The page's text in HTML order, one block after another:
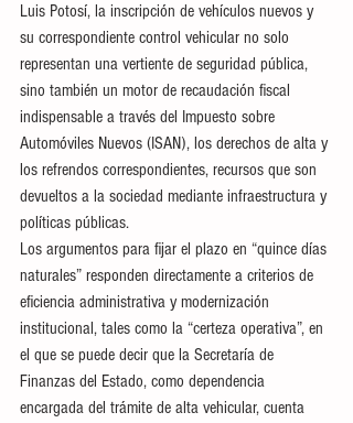
Luis Potosí, la inscripción de vehículos nuevos y
su correspondiente control vehicular no solo
representan una vertiente de seguridad pública,
sino también un motor de recaudación fiscal
indispensable a través del Impuesto sobre
Automóviles Nuevos (ISAN), los derechos de alta y
los refrendos correspondientes, recursos que son
devueltos a la sociedad mediante infraestructura y
políticas públicas.
Los argumentos para fijar el plazo en “quince días
naturales” responden directamente a criterios de
eficiencia administrativa y modernización
institucional, tales como la “certeza operativa”, en
el que se puede decir que la Secretaría de
Finanzas del Estado, como dependencia
encargada del trámite de alta vehicular, cuenta